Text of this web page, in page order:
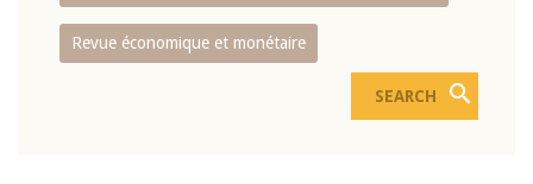
Revue économique et monétaire